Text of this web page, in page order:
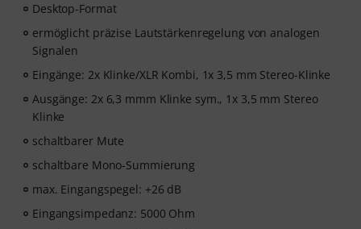
Desktop-Format
ermöglicht präzise Lautstärkenregelung von analogen
Signalen
Eingänge: 2x Klinke/XLR Kombi, 1x 3,5 mm Stereo-Klinke
Ausgänge: 2x 6,3 mmm Klinke sym., 1x 3,5 mm Stereo
Klinke
schaltbarer Mute
schaltbare Mono-Summierung
max. Eingangspegel: +26 dB
Eingangsimpedanz: 5000 Ohm